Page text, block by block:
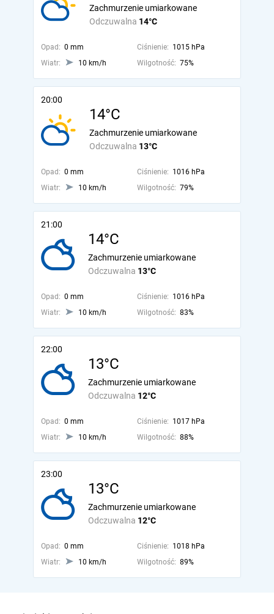
Odczuwalna 14°C
Zachmurzenie umiarkowane
Opad: 0 mm Ciśnienie: 1015 hPa
Wiatr:
10 km/h Wilgotność: 75%
20:00
14°C
Odczuwalna 13°C
Zachmurzenie umiarkowane
Opad: 0 mm Ciśnienie: 1016 hPa
Wiatr:
10 km/h Wilgotność: 79%
21:00
14°C
Odczuwalna 13°C
Zachmurzenie umiarkowane
Opad: 0 mm Ciśnienie: 1016 hPa
Wiatr:
10 km/h Wilgotność: 83%
22:00
13°C
Odczuwalna 12°C
Zachmurzenie umiarkowane
Opad: 0 mm Ciśnienie: 1017 hPa
Wiatr:
10 km/h Wilgotność: 88%
23:00
13°C
Odczuwalna 12°C
Zachmurzenie umiarkowane
Opad: 0 mm Ciśnienie: 1018 hPa
Wiatr:
10 km/h Wilgotność: 89%